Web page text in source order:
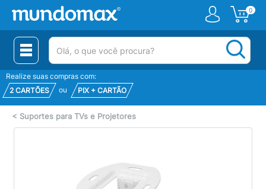
0
(pesquisar)
Realize suas compras com:
2 CARTÕES
ou PIX + CARTÃO
< Suportes para TVs e Projetores